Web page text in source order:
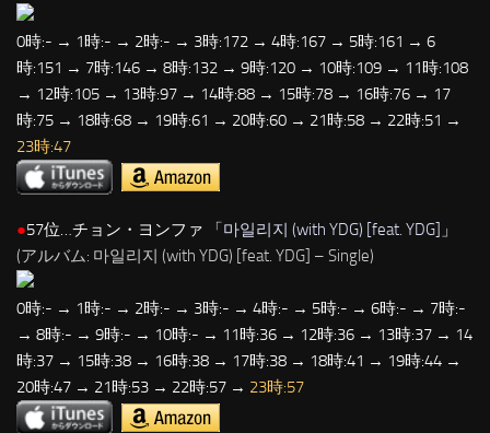
0時:- → 1時:- → 2時:- → 3時:172 → 4時:167 → 5時:161 → 6
時:151 → 7時:146 → 8時:132 → 9時:120 → 10時:109 → 11時:108
→ 12時:105 → 13時:97 → 14時:88 → 15時:78 → 16時:76 → 17
時:75 → 18時:68 → 19時:61 → 20時:60 → 21時:58 → 22時:51 →
23時:47
●57位…チョン・ヨンファ 「마일리지 (with YDG) [feat. YDG] 」
(アルバム: 마일리지 (with YDG) [feat. YDG] – Single)
0時:- → 1時:- → 2時:- → 3時:- → 4時:- → 5時:- → 6時:- → 7時:-
→ 8時:- → 9時:- → 10時:- → 11時:36 → 12時:36 → 13時:37 → 14
時:37 → 15時:38 → 16時:38 → 17時:38 → 18時:41 → 19時:44 →
20時:47 → 21時:53 → 22時:57 → 23時:57